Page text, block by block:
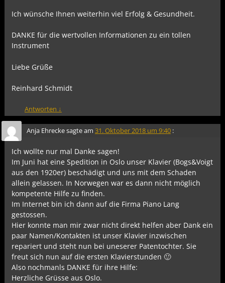
Ich wünsche Ihnen weiterhin viel Erfolg & Gesundheit.
DANKE für die wertvollen Informationen zu ein tollen
Instrument
Liebe Grüße
Reinhard Schmidt
Antworten ↓
Anja Ehreckesagte am 31. Oktober 2018 um 9:40 :
Ich wollte nur mal Danke sagen!
Im Juni hat eine Spedition in Oslo unser Klavier (Bogs&Voigt
aus den 1920er) beschädigt und uns mit dem Schaden
allein gelassen. In Norwegen war es dann nicht möglich
kompetente Hilfe zu finden.
Im Internet bin ich dann auf die Firma Piano Lang
gestossen.
Hier konnte man mir zwar nicht direkt helfen aber Dank ein
paar Namen/Kontakten ist unser Klavier inzwischen
repariert und steht nun bei uneserer Patentochter. Sie
freut sich nun auf die ersten Klavierstunden 🙂
Also nochmanls DANKE für ihre Hilfe:
Herzliche Grüsse aus Oslo.